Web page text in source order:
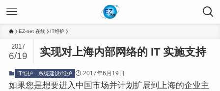
EZ-net 在线 IT维护
实现对上海内部网络的 IT 实施支持
2017
6/19
IT维护 系统建设/维护 2017年6月19日
如果您是想要进入中国市场并计划扩展到上海的企业主